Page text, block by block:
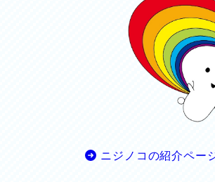
ニジノコの紹介ペー